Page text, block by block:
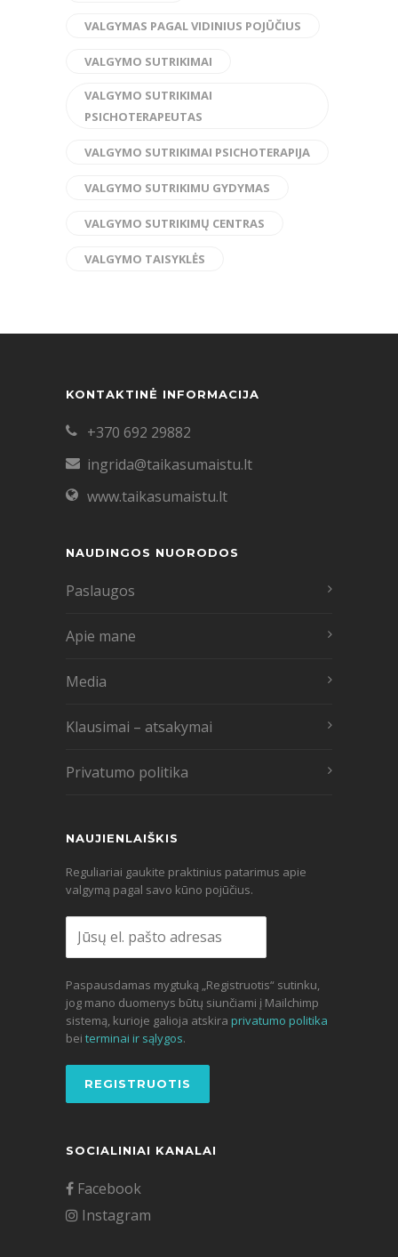
VALGYMAS PAGAL VIDINIUS POJŪČIUS
VALGYMO SUTRIKIMAI
VALGYMO SUTRIKIMAI
PSICHOTERAPEUTAS
VALGYMO SUTRIKIMAI PSICHOTERAPIJA
VALGYMO SUTRIKIMU GYDYMAS
VALGYMO SUTRIKIMŲ CENTRAS
VALGYMO TAISYKLĖS
KONTAKTINĖ INFORMACIJA
+370 692 29882
ingrida@taikasumaistu.lt
www.taikasumaistu.lt
NAUDINGOS NUORODOS
Paslaugos
Apie mane
Media
Klausimai – atsakymai
Privatumo politika
NAUJIENLAIŠKIS
Reguliariai gaukite praktinius patarimus apie
valgymą pagal savo kūno pojūčius.
Paspausdamas mygtuką „Registruotis“ sutinku,
jog mano duomenys būtų siunčiami į Mailchimp
sistemą, kurioje galioja atskira privatumo politika
bei terminai ir sąlygos.
SOCIALINIAI KANALAI
Facebook
Instagram